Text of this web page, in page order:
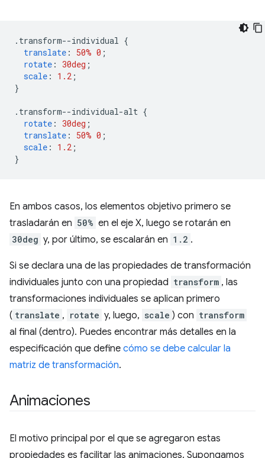
. transform--individual {
translate : 50% 0 ;
rotate : 30deg ;
scale : 1.2 ;
}
. transform--individual-alt {
rotate : 30deg ;
translate : 50% 0 ;
scale : 1.2 ;
}
En ambos casos, los elementos objetivo primero se
trasladarán en 50% en el eje X, luego se rotarán en
30deg y, por último, se escalarán en 1.2 .
Si se declara una de las propiedades de transformación
individuales junto con una propiedad transform , las
transformaciones individuales se aplican primero
( translate , rotate y, luego, scale ) con transform
al final (dentro). Puedes encontrar más detalles en la
especificación que define cómo se debe calcular la
matriz de transformación.
Animaciones
El motivo principal por el que se agregaron estas
propiedades es facilitar las animaciones. Supongamos